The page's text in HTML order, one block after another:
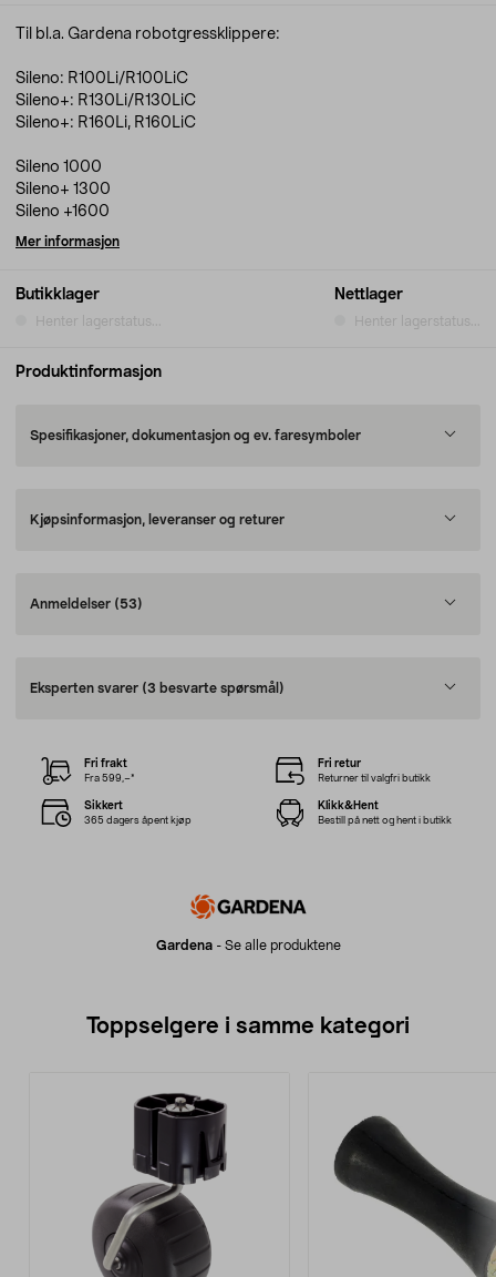
Butikklager
Henter lagerstatus...
Nettlager
Henter lagerstatus...
Til bl.a. Gardena robotgressklippere:
Sileno: R100Li/R100LiC
Sileno+: R130Li/R130LiC
Sileno+: R160Li, R160LiC
Sileno 1000
Sileno+ 1300
Sileno +1600
Mer informasjon
Produktinformasjon
Spesifikasjoner, dokumentasjon og ev. faresymboler
Kjøpsinformasjon, leveranser og returer
Anmeldelser (53)
Eksperten svarer (3 besvarte spørsmål)
Gardena- Se alle produktene
Fri frakt
Fra 599,–*
Fri retur
Returner til valgfri butikk
Sikkert
365 dagers åpent kjøp
Klikk&Hent
Bestill på nett og hent i butikk
Toppselgere i samme kategori